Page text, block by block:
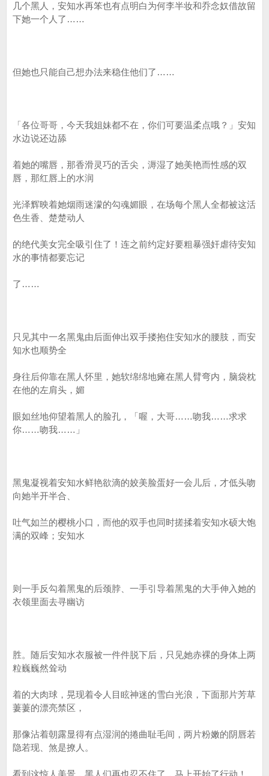
几个黑人，安知水再笨也有点明白为何李半妆和乔念奴借故留
下她一个人了……
但她也只能自己想办法来稳住他们了……
「各位哥哥，今天我姐妹都不在，你们可要温柔点哦？」安知
水边说还边舔
着她的嘴唇，那香滑灵巧的舌尖，溽湿了她美艳而性感的双
唇，那红唇上的水润
光泽辉映着她烟雨迷濛的勾魂媚眼，在场每个黑人全都被这活
色生香、楚楚动人
的绝代美女完全吸引住了！连之前约定好要粗暴强奸虐待安知
水的事情都要忘记
了……
只见其中一名黑鬼由后面伸出双手搂抱住安知水的腰肢，而安
知水也顺势全
身往后仰靠在黑人怀里，她软绵绵地瘫在黑人臂弯内，脑袋枕
在他的左肩头，媚
眼如丝地仰望着黑人的脸孔，「喔，大哥……吻我……求求
你……吻我……」
黑鬼凝视着安知水鲜艳欲滴的姣美脸蛋好一会儿后，才低头吻
向她半开半合、
吐气如兰的樱桃小口，而他的双手也同时搓揉着安知水硕大饱
满的双峰；安知水
则一手反勾着黑鬼的后颈脖、一手引导着黑鬼的大手伸入她的
衣领里面去寻幽访
胜。随后安知水衣服被一件件脱下后，只见她赤裸的身体上两
粒巍巍然耸动
着的大肉球，晃现着令人目眩神迷的雪白光浪，下面那片芳草
萋萋的漂亮禁区，
那像沾着朝露显得有点湿润的捲曲耻毛间，两片粉嫩的阴唇若
隐若现、煞是撩人。
看到这惊人美景，黑人们再也忍不住了，马上开始了行动！